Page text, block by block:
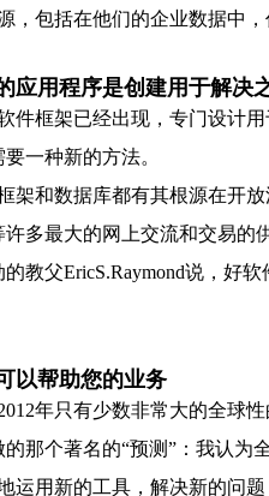
，包括在他们的企业数据中
应用程序是创建用于解决
件框架已经出现，专门设计
一种新的方法。
架和数据库都有其根源在开
多最大的网上交流和交易
教父EricS.Raymond说，好
以帮助您的业务
年只有少数非常大的全球
那个著名的“预测”：我认为
运用新的工具，解决新的问